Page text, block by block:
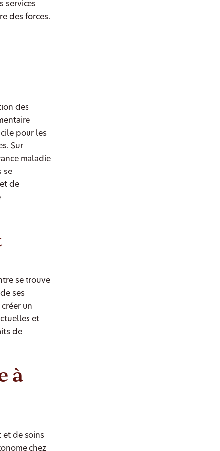
services
des forces.
des
pour les
Sur
maladie
se
de
se trouve
ses
un
et
de
à
et de soins
chez